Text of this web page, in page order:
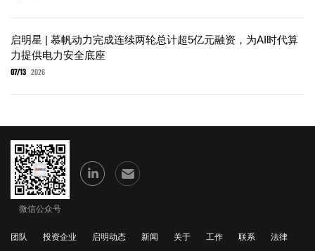
启明星 | 慕帆动力完成连续两轮总计超5亿元融资，为AI时代算
力提供电力安全底座
07/13 2026
微信公众号
团队 投资企业 启明动态 新闻 关于 工作 联系 法律